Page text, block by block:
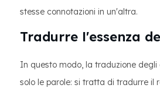
stesse connotazioni in un'altra.
Tradurre l'essenza
In questo modo, la traduzione
solo le parole: si tratta di tradurre il